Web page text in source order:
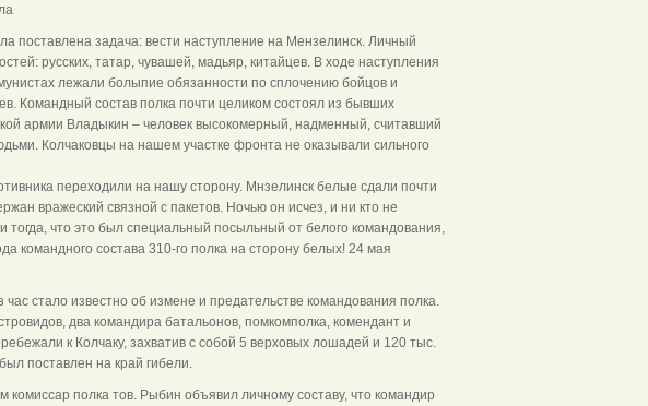
Урсала
поставлена задача: вести наступление на Мензелинск. Личный
русских, татар, чувашей, мадьяр, китайцев. В ходе наступления
лежали болыпие обязанности по сплочению бойцов и
Командный состав полка почти целиком состоял из бывших
армии Владыкин – человек высокомерный, надменный, считавший
Колчаковцы на нашем участке фронта не оказывали сильного
переходили на нашу сторону. Мнзелинск белые сдали почти
вражеский связной с пакетов. Ночью он исчез, и ни кто не
что это был специальный посыльный от белого командования,
командного состава 310-го полка на сторону белых! 24 мая
стало известно об измене и предательстве командования полка.
два командира батальонов, помкомполка, комендант и
к Колчаку, захватив с собой 5 верховых лошадей и 120 тыс.
поставлен на край гибели.
комиссар полка тов. Рыбин объявил личному составу, что командир